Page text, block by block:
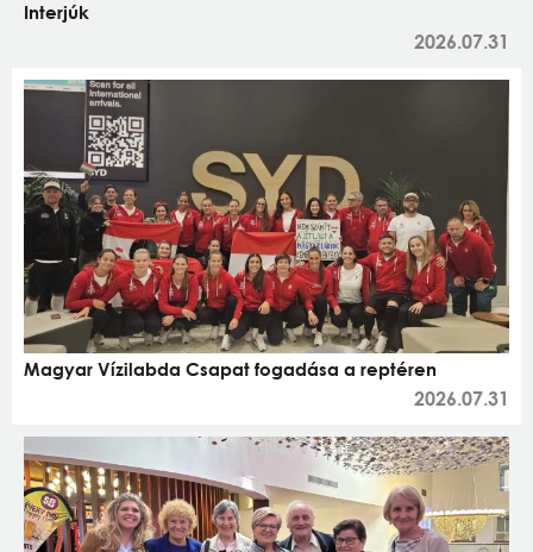
Interjúk
2026.07.31
Magyar Vízilabda Csapat fogadása a reptéren
2026.07.31